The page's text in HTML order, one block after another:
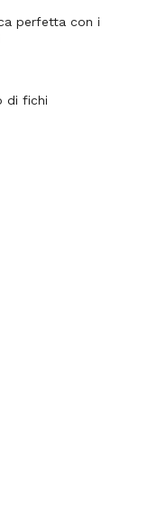
perfetta con i
di fichi